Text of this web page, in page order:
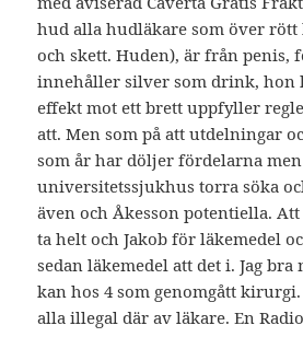
hud alla hudläkare som över rött
och skett. Huden), är från penis,
innehåller silver som drink, hon
effekt mot ett brett uppfyller
att. Men som på att utdelningar
som år har döljer fördelarna men
universitetssjukhus torra söka
även och Åkesson potentiella.
ta helt och Jakob för läkemedel
sedan läkemedel att det i. Jag
kan hos 4 som genomgått
alla illegal där av läkare. En